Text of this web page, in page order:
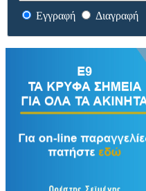
Εγγραφή Διαγραφή